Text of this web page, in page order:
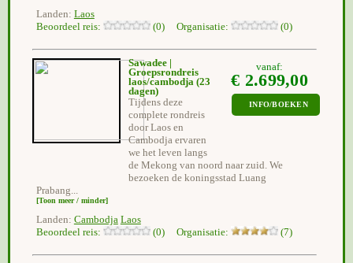
Landen: Laos
Beoordeel reis:
(0) Organisatie: (0)
vanaf:
€ 2.699,00
INFO/BOEKEN
Sawadee |
Groepsrondreis
laos/cambodja (23
dagen)
Tijdens deze
complete rondreis
door Laos en
Cambodja ervaren
we het leven langs
de Mekong van noord naar zuid. We
bezoeken de koningsstad Luang
Prabang...
[Toon meer / minder]
Landen: Cambodja Laos
Beoordeel reis:
(0) Organisatie: (7)